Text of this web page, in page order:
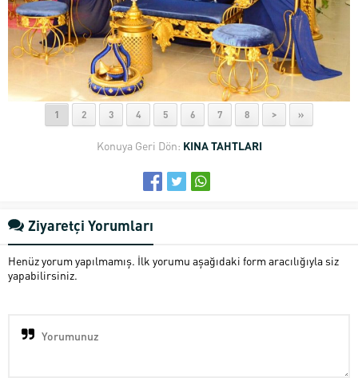
1 2 3 4 5 6 7 8 > »
Konuya Geri Dön: KINA TAHTLARI
Ziyaretçi Yorumları
Henüz yorum yapılmamış. İlk yorumu aşağıdaki form aracılığıyla siz
yapabilirsiniz.